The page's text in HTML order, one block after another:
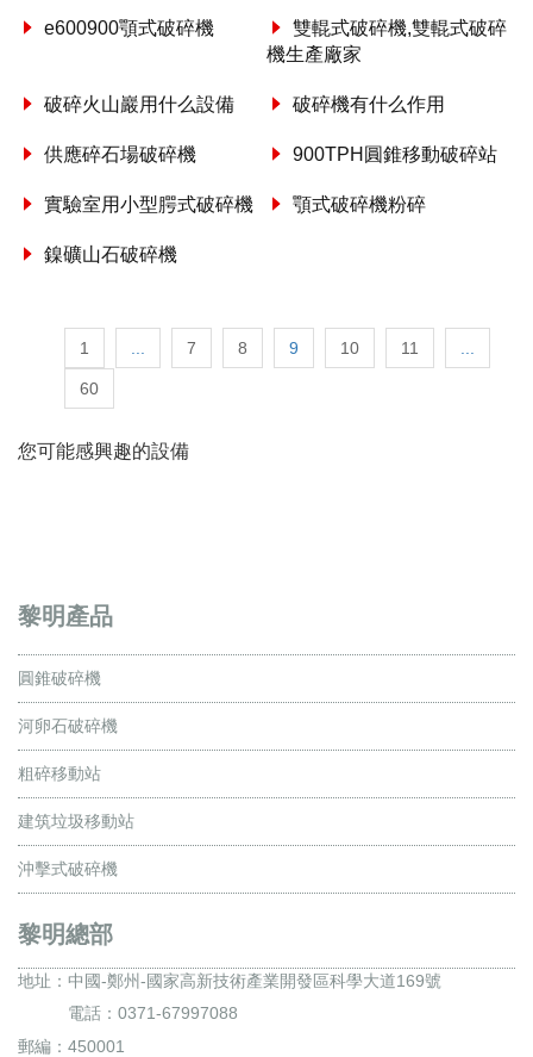
e600900顎式破碎機
雙輥式破碎機,雙輥式破碎
機生產廠家
破碎火山巖用什么設備 破碎機有什么作用
供應碎石場破碎機 900TPH圓錐移動破碎站
實驗室用小型腭式破碎機 顎式破碎機粉碎
鎳礦山石破碎機
1 7 8 9 10 11
60
您可能感興趣的設備
黎明產品
圓錐破碎機
河卵石破碎機
粗碎移動站
建筑垃圾移動站
沖擊式破碎機
黎明總部
地址： 中國-鄭州-國家高新技術產業開發區科學大道169號
電話：0371-67997088
郵編：450001